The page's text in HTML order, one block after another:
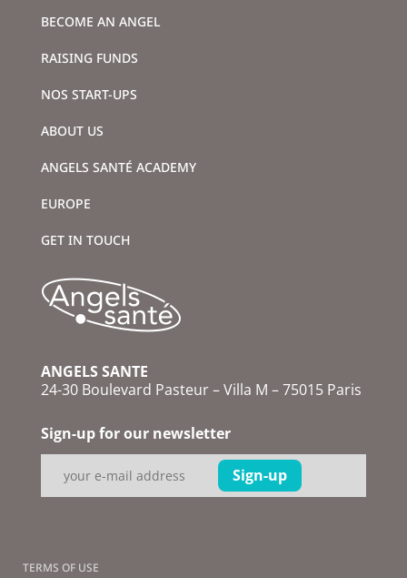
BECOME AN ANGEL
RAISING FUNDS
NOS START-UPS
ABOUT US
ANGELS SANTÉ ACADEMY
EUROPE
GET IN TOUCH
ANGELS SANTE
24-30 Boulevard Pasteur – Villa M – 75015 Paris
Sign-up for our newsletter
TERMS OF USE